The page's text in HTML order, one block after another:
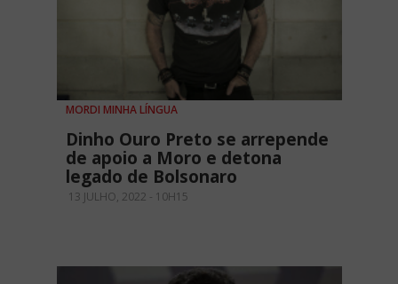
MORDI MINHA LÍNGUA
Dinho Ouro Preto se arrepende
de apoio a Moro e detona
legado de Bolsonaro
13 JULHO, 2022 - 10H15